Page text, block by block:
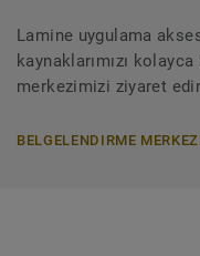
Lamine uygulama
kaynaklarımızı
merkezimizi ziyaret
BELGELENDIRME